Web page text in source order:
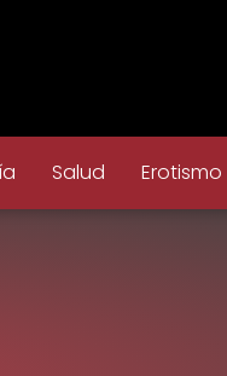
Salud Erotismo